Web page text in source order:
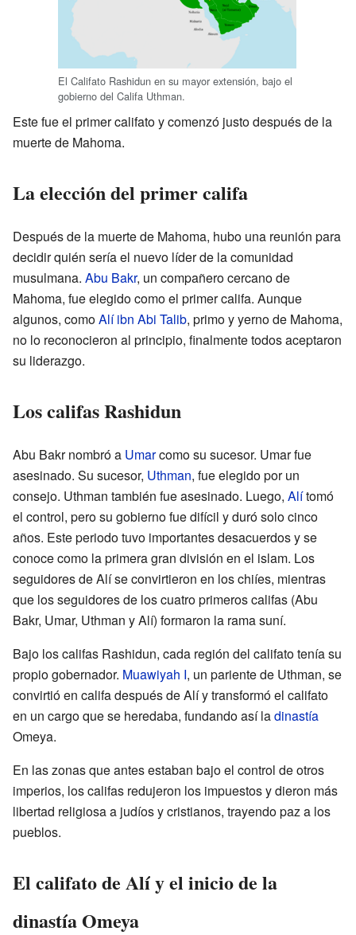
El Califato Rashidun en su mayor extensión, bajo el
gobierno del Califa Uthman.
Este fue el primer califato y comenzó justo después de la
muerte de Mahoma.
La elección del primer califa
Después de la muerte de Mahoma, hubo una reunión para
decidir quién sería el nuevo líder de la comunidad
musulmana. Abu Bakr, un compañero cercano de
Mahoma, fue elegido como el primer califa. Aunque
algunos, comoAlí ibn Abi Talib, primo y yerno de Mahoma,
no lo reconocieron al principio, finalmente todos aceptaron
su liderazgo.
Los califas Rashidun
Abu Bakr nombró a Umarcomo su sucesor. Umar fue
asesinado. Su sucesor, Uthman, fue elegido por un
consejo. Uthman también fue asesinado. Luego, Alítomó
el control, pero su gobierno fue difícil y duró solo cinco
años. Este periodo tuvo importantes desacuerdos y se
conoce como la primera gran división en el islam. Los
seguidores de Alí se convirtieron en los chiíes, mientras
que los seguidores de los cuatro primeros califas (Abu
Bakr, Umar, Uthman y Alí) formaron la rama suní.
Bajo los califas Rashidun, cada región del califato tenía su
propio gobernador. Muawiyah I, un pariente de Uthman, se
convirtió en califa después de Alí y transformó el califato
en un cargo que se heredaba, fundando así ladinastía
Omeya.
En las zonas que antes estaban bajo el control de otros
imperios, los califas redujeron los impuestos y dieron más
libertad religiosa a judíos y cristianos, trayendo paz a los
pueblos.
El califato de Alí y el inicio de la
dinastía Omeya